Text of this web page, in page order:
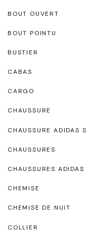
BOUT OUVERT
BOUT POINTU
BUSTIER
CABAS
CARGO
CHAUSSURE
CHAUSSURE ADIDAS
CHAUSSURES
CHAUSSURES ADIDAS
CHEMISE
CHEMISE DE NUIT
COLLIER